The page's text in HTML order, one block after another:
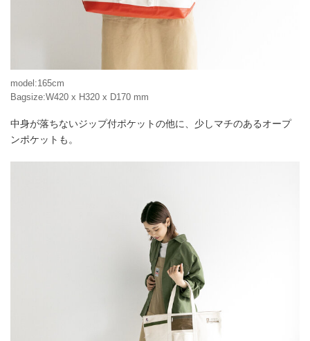
model:165cm
Bagsize:W420 x H320 x D170 mm
中身が落ちないジップ付ポケットの他に、少しマチのあるオープ
ンポケットも。